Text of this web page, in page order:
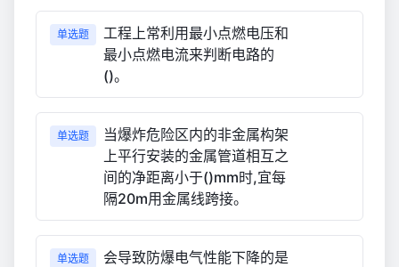
单选题
工程上常利用最小点燃电压和
最小点燃电流来判断电路的
()。
单选题
当爆炸危险区内的非金属构架
上平行安装的金属管道相互之
间的净距离小于()mm时,宜每
隔20m用金属线跨接。
单选题
会导致防爆电气性能下降的是